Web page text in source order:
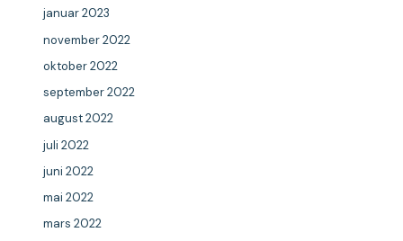
januar 2023
november 2022
oktober 2022
september 2022
august 2022
juli 2022
juni 2022
mai 2022
mars 2022